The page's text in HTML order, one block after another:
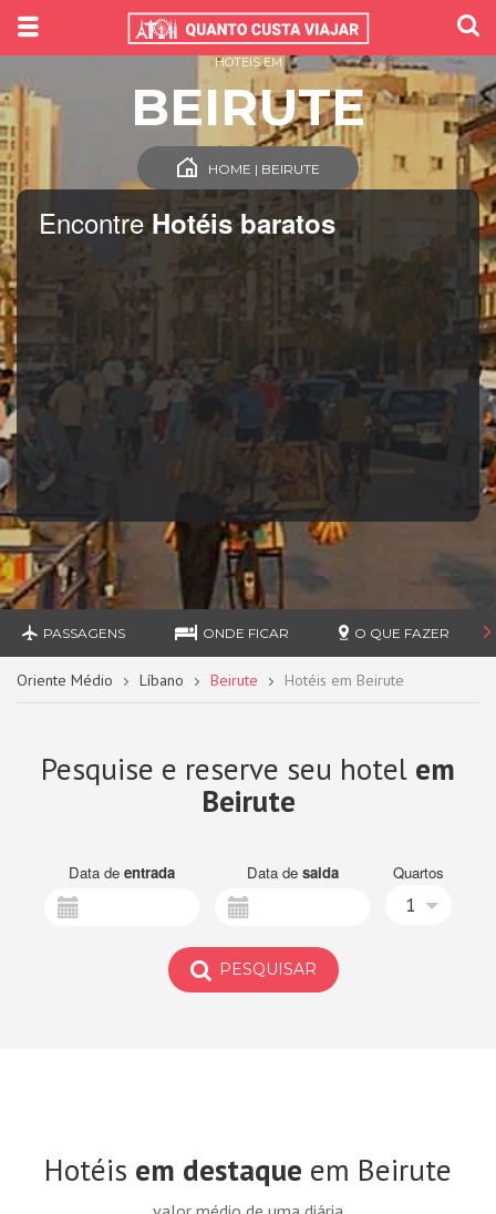
EncontreHotéis baratos
HOTÉIS EM
BEIRUTE
HOME | BEIRUTE
PASSAGENS ONDE FICAR O QUE FAZER
Oriente Médio Líbano Beirute Hotéis em Beirute
Pesquise e reserve seu hotel em
Beirute
Data de entrada Data de saida Quartos
1
PESQUISAR
Hotéis em destaque em Beirute